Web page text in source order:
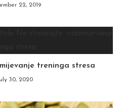
22, 2019
treninga stresa
30, 2020